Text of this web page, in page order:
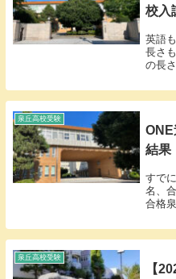
校
英語
長さ
の長
スニ
問題B
泉丘高校受験
結果
すで
名、
合格
先ほ
した
泉丘高校受験
【